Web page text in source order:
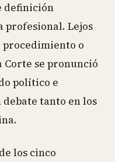
definición
profesional. Lejos
procedimiento o
Corte se pronunció
político e
tanto en los
los cinco